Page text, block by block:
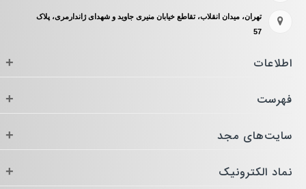
تهران، میدان انقلاب، تقاطع خیابان منیری جاوید و شهدای ژاندارمری، پلاک
57
اطلاعات +
فهرست +
سایت‌های مجد +
نماد الکترونیک +